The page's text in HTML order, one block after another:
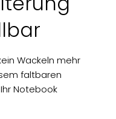
Wackeln mehr
faltbaren
Notebook